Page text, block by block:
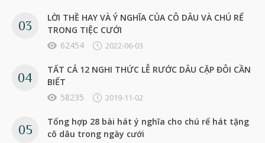
LỜI THỀ HAY VÀ Ý NGHĨA CỦA CÔ DÂU VÀ CHÚ RỂ
TRONG TIỆC CƯỚI
62454
2022-06-03
TẤT CẢ 12 NGHI THỨC LỄ RƯỚC DÂU CẶP ĐÔI CẦN
BIẾT
58235
2019-11-02
Tổng hợp 28 bài hát ý nghĩa cho chú rể hát tặng
cô dâu trong ngày cưới